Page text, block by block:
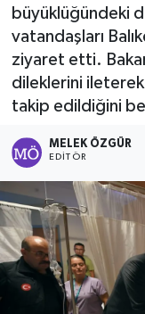
büyüklüğündeki
vatandaşları
ziyaret etti.
dileklerini
takip edildiğini
MELEK ÖZGÜR
EDITÖR
Spor
Tarih - Kültür
Yaşam